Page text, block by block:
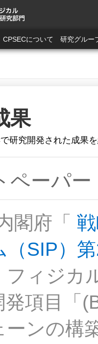
CPSECについて 研究グルー
果
研究開発された成果
ペーパー
閣府「
（SIP）
フィジカ
発項目「
ーンの構